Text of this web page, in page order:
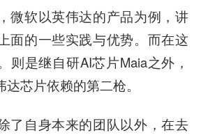
微软以英伟达的产品为例，讲
面的一些实践与优势。而在这
则是继自研AI芯片Maia之外，
芯片依赖的第二枪。
了自身本来的团队以外，在去